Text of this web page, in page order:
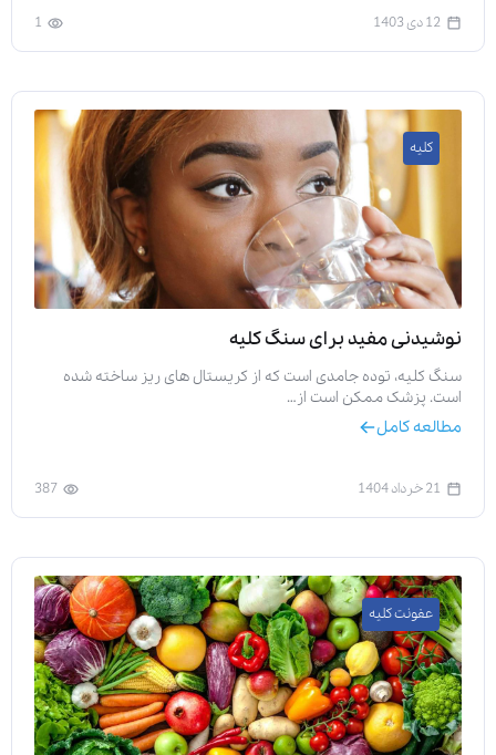
12 دی 1403 1
کلیه
نوشیدنی مفید برای سنگ کلیه
سنگ کلیه، توده جامدی است که از کریستال های ریز ساخته شده
است. پزشک ممکن است از…
مطالعه کامل
21 خرداد 1404 387
عفونت کلیه